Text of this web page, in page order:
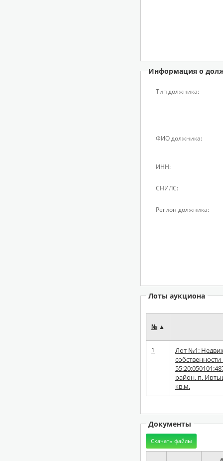
Информация о
Тип должника:
ФИО должника:
ИНН:
СНИЛС:
Регион должника:
Лоты аукциона
№ ▲
1
Лот №1:
район, п.
кв.м.
Документы